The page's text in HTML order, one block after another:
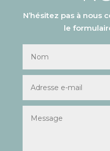
N’hésitez pas à nous
le